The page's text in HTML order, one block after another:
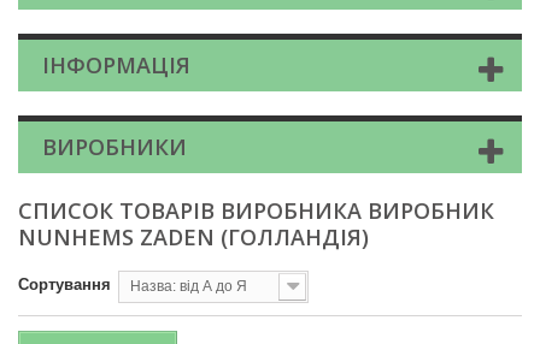
ІНФОРМАЦІЯ
ВИРОБНИКИ
СПИСОК ТОВАРІВ ВИРОБНИКА ВИРОБНИК
NUNHEMS ZADEN (ГОЛЛАНДІЯ)
Сортування Назва: від А до Я